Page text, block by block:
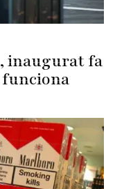
inaugurat fa
funciona